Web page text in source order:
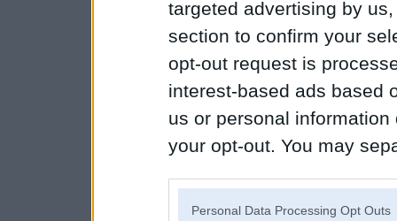
targeted advertising by
section to confirm your
opt-out request is
interest-based ads based
us or personal
your opt-out. You may
Personal Data Processing Opt Outs